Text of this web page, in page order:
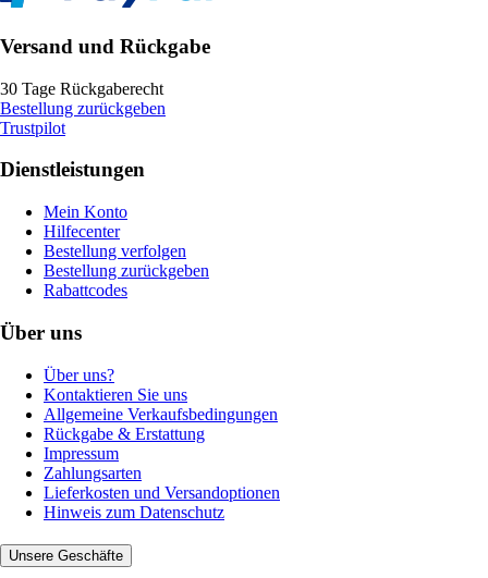
Versand und Rückgabe
30 Tage Rückgaberecht
Bestellung zurückgeben
Trustpilot
Dienstleistungen
Mein Konto
Hilfecenter
Bestellung verfolgen
Bestellung zurückgeben
Rabattcodes
Über uns
Über uns?
Kontaktieren Sie uns
Allgemeine Verkaufsbedingungen
Rückgabe & Erstattung
Impressum
Zahlungsarten
Lieferkosten und Versandoptionen
Hinweis zum Datenschutz
Unsere Geschäfte